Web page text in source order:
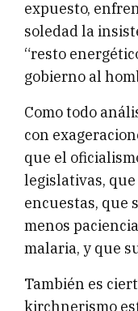
expuesto,
soledad la
“resto
gobierno al
Como todo
con
que el
legislativas,
encuestas, que
menos
malaria, y que
También es
kirchnerismo